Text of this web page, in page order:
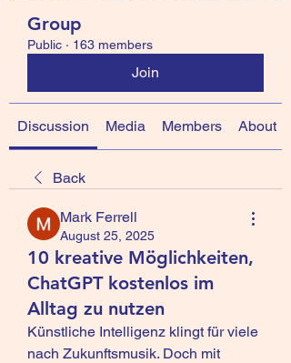
Group
Public · 163 members
Join
Discussion Media Members About
Back
Mark Ferrell
August 25, 2025
10 kreative Möglichkeiten,
ChatGPT kostenlos im
Alltag zu nutzen
Künstliche Intelligenz klingt für viele
nach Zukunftsmusik. Doch mit